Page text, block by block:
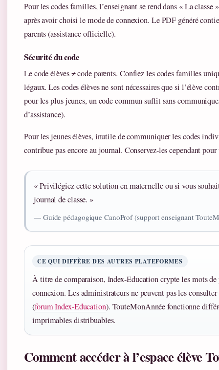
Pour les codes familles, l’enseignant se rend dans « La classe
après avoir choisi le mode de connexion. Le PDF généré
parents (assistance officielle).
Sécurité du code
Le code élèves ≠ code parents. Confiez les codes familles
légaux. Les codes élèves ne sont nécessaires que si l’élève
pour les plus jeunes, un code commun suffit sans
d’assistance).
Pour les jeunes élèves, inutile de communiquer les codes
contribue pas encore au journal. Conservez-les cependant
« Privilégiez cette solution en maternelle ou si vous
journal de classe. »
— Guide pédagogique CanoProf (support enseignant
CE QUI DIFFÈRE DES AUTRES PLATEFORMES
À titre de comparaison, Index-Education crypte les mots de
connexion. Les administrateurs ne peuvent pas les
(forum Index-Education). TouteMonAnnée fonctionne
imprimables distribuables.
Comment accéder à l’espace élève